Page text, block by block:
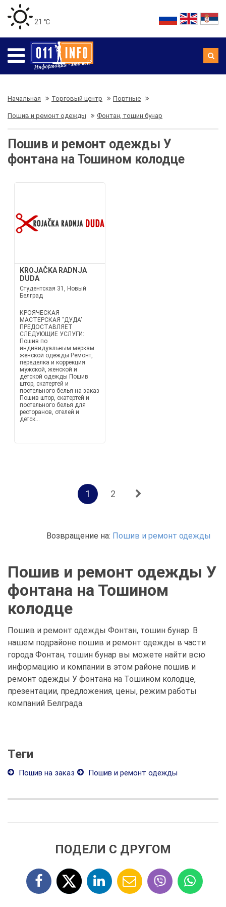
21 ℃
Начальная Торговый центр Портные
Пошив и ремонт одежды Фонтан, тошин бунар
Пошив и ремонт одежды У
фонтана на Тошином колодце
KROJAČKA RADNJA
DUDA
Студентская 31, Новый
Белград
КРОЯЧЕСКАЯ
МАСТЕРСКАЯ "ДУДА"
ПРЕДОСТАВЛЯЕТ
СЛЕДУЮЩИЕ УСЛУГИ:
Пошив по
индивидуальным меркам
женской одежды Ремонт,
переделка и коррекция
мужской, женской и
детской одежды Пошив
штор, скатертей и
постельного белья на заказ
Пошив штор, скатертей и
постельного белья для
ресторанов, отелей и
детск...
1 2
Возвращение на: Пошив и ремонт одежды
Пошив и ремонт одежды У
фонтана на Тошином
колодце
Пошив и ремонт одежды Фонтан, тошин бунар. В
нашем подрайоне пошив и ремонт одежды в части
города Фонтан, тошин бунар вы можете найти всю
информацию и компании в этом районе пошив и
ремонт одежды У фонтана на Тошином колодце,
презентации, предложения, цены, режим работы
компаний Белграда.
Теги
Пошив на заказ Пошив и ремонт одежды
ПОДЕЛИ С ДРУГОМ